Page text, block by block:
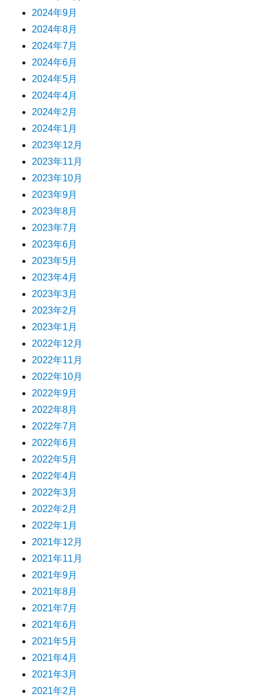
2024年9月
2024年8月
2024年7月
2024年6月
2024年5月
2024年4月
2024年2月
2024年1月
2023年12月
2023年11月
2023年10月
2023年9月
2023年8月
2023年7月
2023年6月
2023年5月
2023年4月
2023年3月
2023年2月
2023年1月
2022年12月
2022年11月
2022年10月
2022年9月
2022年8月
2022年7月
2022年6月
2022年5月
2022年4月
2022年3月
2022年2月
2022年1月
2021年12月
2021年11月
2021年9月
2021年8月
2021年7月
2021年6月
2021年5月
2021年4月
2021年3月
2021年2月